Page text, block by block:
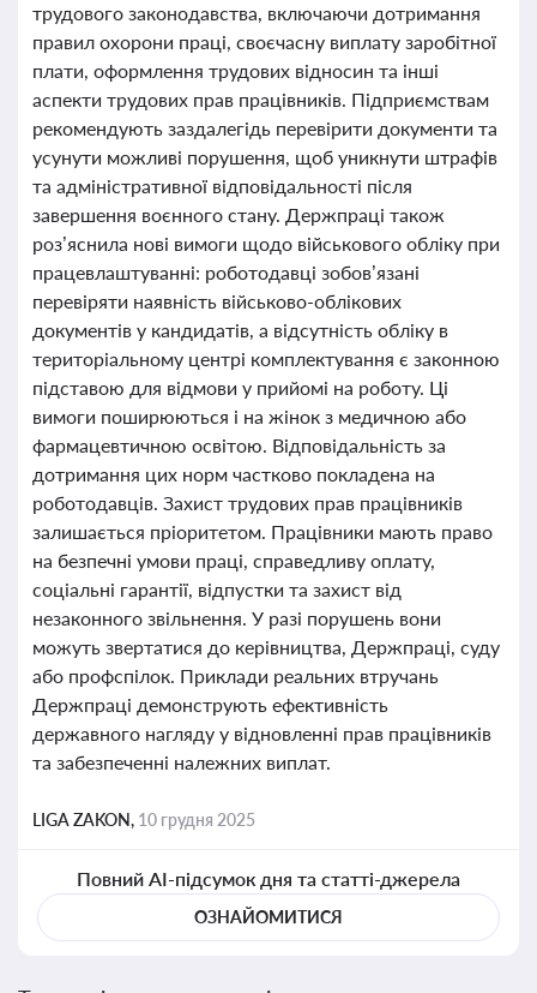
трудового законодавства, включаючи дотримання
правил охорони праці, своєчасну виплату заробітної
плати, оформлення трудових відносин та інші
аспекти трудових прав працівників. Підприємствам
рекомендують заздалегідь перевірити документи та
усунути можливі порушення, щоб уникнути штрафів
та адміністративної відповідальності після
завершення воєнного стану. Держпраці також
роз’яснила нові вимоги щодо військового обліку при
працевлаштуванні: роботодавці зобов’язані
перевіряти наявність військово-облікових
документів у кандидатів, а відсутність обліку в
територіальному центрі комплектування є законною
підставою для відмови у прийомі на роботу. Ці
вимоги поширюються і на жінок з медичною або
фармацевтичною освітою. Відповідальність за
дотримання цих норм частково покладена на
роботодавців. Захист трудових прав працівників
залишається пріоритетом. Працівники мають право
на безпечні умови праці, справедливу оплату,
соціальні гарантії, відпустки та захист від
незаконного звільнення. У разі порушень вони
можуть звертатися до керівництва, Держпраці, суду
або профспілок. Приклади реальних втручань
Держпраці демонструють ефективність
державного нагляду у відновленні прав працівників
та забезпеченні належних виплат.
LIGA ZAKON, 10 грудня 2025
Повний AI-підсумок дня та статті-джерела
ОЗНАЙОМИТИСЯ